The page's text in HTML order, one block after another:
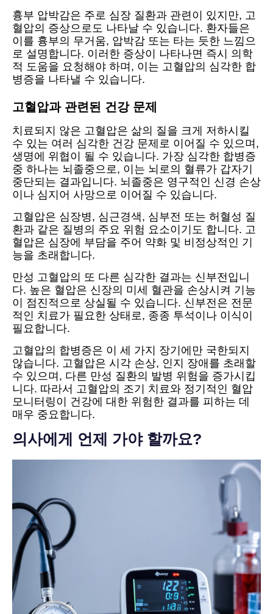
흉부 압박감은 주로 심장 질환과 관련이 있지만, 고
혈압의 증상으로도 나타날 수 있습니다. 환자들은
이를 흉부의 무거움, 압박감 또는 타는 듯한 느낌으
로 설명합니다. 이러한 증상이 나타나면 즉시 의학
적 도움을 요청해야 하며, 이는 고혈압의 심각한 합
병증을 나타낼 수 있습니다.
고혈압과 관련된 건강 문제
치료되지 않은 고혈압은 삶의 질을 크게 저하시킬
수 있는 여러 심각한 건강 문제로 이어질 수 있으며,
생명에 위협이 될 수 있습니다. 가장 심각한 합병증
중 하나는 뇌졸중으로, 이는 뇌로의 혈류가 갑자기
중단되는 결과입니다. 뇌졸중은 영구적인 신경 손상
이나 심지어 사망으로 이어질 수 있습니다.
고혈압은 심장병, 심근경색, 심부전 또는 허혈성 질
환과 같은 질병의 주요 위험 요소이기도 합니다. 고
혈압은 심장에 부담을 주어 약화 및 비정상적인 기
능을 초래합니다.
만성 고혈압의 또 다른 심각한 결과는 신부전입니
다. 높은 혈압은 신장의 미세 혈관을 손상시켜 기능
이 점진적으로 상실될 수 있습니다. 신부전은 전문
적인 치료가 필요한 상태로, 종종 투석이나 이식이
필요합니다.
고혈압의 합병증은 이 세 가지 장기에만 국한되지
않습니다. 고혈압은 시각 손상, 인지 장애를 초래할
수 있으며, 다른 만성 질환의 발병 위험을 증가시킵
니다. 따라서 고혈압의 조기 치료와 정기적인 혈압
모니터링이 건강에 대한 위험한 결과를 피하는 데
매우 중요합니다.
의사에게 언제 가야 할까요?